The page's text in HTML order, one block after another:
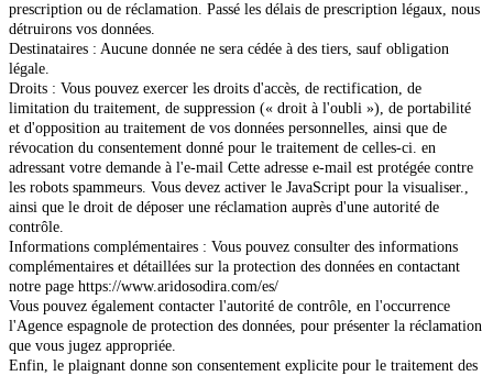
prescription ou de réclamation. Passé les délais de prescription légaux, nous
détruirons vos données.
Destinataires : Aucune donnée ne sera cédée à des tiers, sauf obligation
légale.
Droits : Vous pouvez exercer les droits d'accès, de rectification, de
limitation du traitement, de suppression (« droit à l'oubli »), de portabilité
et d'opposition au traitement de vos données personnelles, ainsi que de
révocation du consentement donné pour le traitement de celles-ci. en
adressant votre demande à l'e-mail Cette adresse e-mail est protégée contre
les robots spammeurs. Vous devez activer le JavaScript pour la visualiser.,
ainsi que le droit de déposer une réclamation auprès d'une autorité de
contrôle.
Informations complémentaires : Vous pouvez consulter des informations
complémentaires et détaillées sur la protection des données en contactant
notre page https://www.aridosodira.com/es/
Vous pouvez également contacter l'autorité de contrôle, en l'occurrence
l'Agence espagnole de protection des données, pour présenter la réclamation
que vous jugez appropriée.
Enfin, le plaignant donne son consentement explicite pour le traitement des